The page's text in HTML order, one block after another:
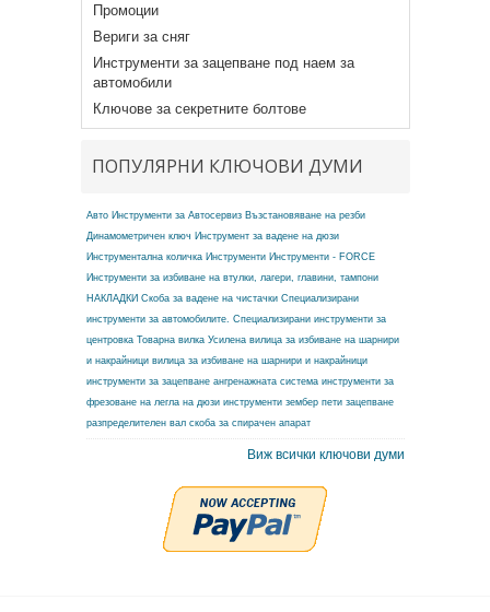
Промоции
Вериги за сняг
Инструменти за зацепване под наем за
автомобили
Ключове за секретните болтове
ПОПУЛЯРНИ КЛЮЧОВИ ДУМИ
Авто Инструменти за Автосервиз Възстановяване на резби
Динамометричен ключ Инструмент за вадене на дюзи
Инструментална количка Инструменти Инструменти - FORCE
Инструменти за избиване на втулки, лагери, главини, тампони
НАКЛАДКИ Скоба за вадене на чистачки Специализирани
инструменти за автомобилите. Специализирани инструменти за
центровка Товарна вилка Усилена вилица за избиване на шарнири
и накрайници вилица за избиване на шарнири и накрайници
инструменти за зацепване ангренажната система инструменти за
фрезоване на легла на дюзи инструменти зембер пети зацепване
разпределителен вал скоба за спирачен апарат
Виж всички ключови думи